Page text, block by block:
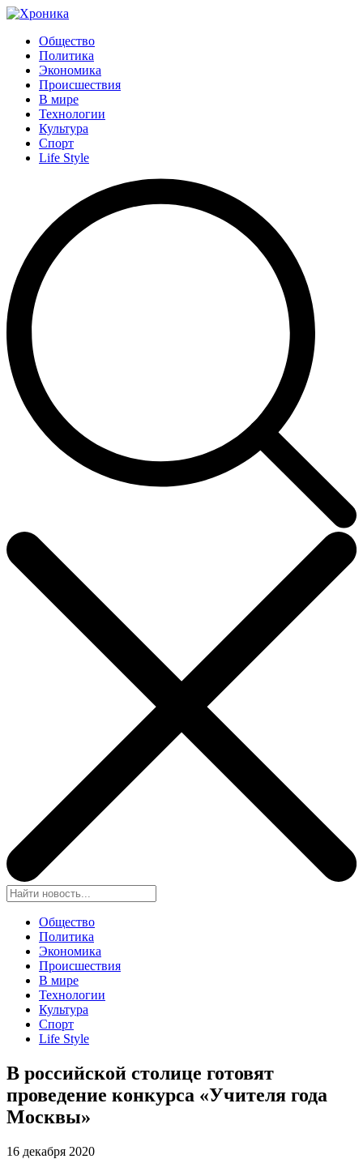
Общество
Политика
Экономика
Происшествия
В мире
Технологии
Культура
Спорт
Life Style
Общество
Политика
Экономика
Происшествия
В мире
Технологии
Культура
Спорт
Life Style
В российской столице готовят
проведение конкурса «Учителя года
Москвы»
16 декабря 2020